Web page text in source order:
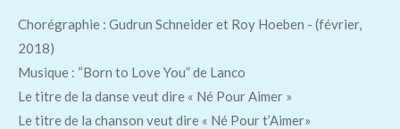
Chorégraphie : Gudrun Schneider et Roy Hoeben - (février,
2018)
Musique : “Born to Love You” de Lanco
Le titre de la danse veut dire « Né Pour Aimer »
Le titre de la chanson veut dire « Né Pour t’Aimer»